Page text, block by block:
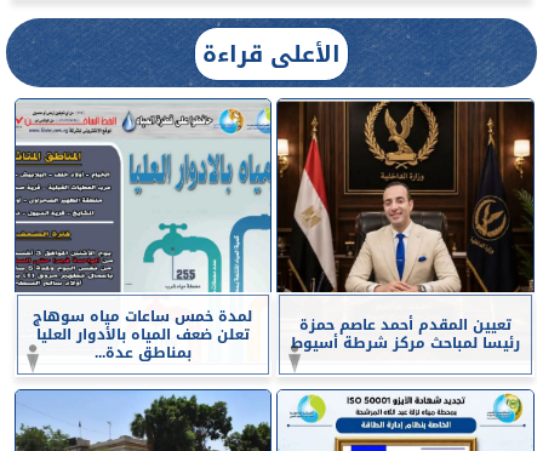
الأعلى قراءة
تعيين المقدم أحمد عاصم حمزة
رئيسا لمباحث مركز شرطة أسيوط
لمدة خمس ساعات مياه سوهاج
تعلن ضعف المياه بالأدوار العليا
بمناطق عدة...